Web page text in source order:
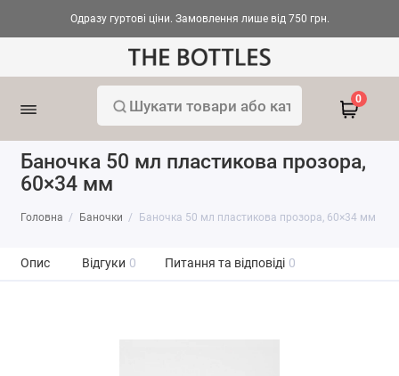
Одразу гуртові ціни. Замовлення лише від 750 грн.
0
Баночка 50 мл пластикова прозора,
60×34 мм
Головна Баночки Баночка 50 мл пластикова прозора, 60×34 мм
Опис Відгуки 0 Питання та відповіді 0